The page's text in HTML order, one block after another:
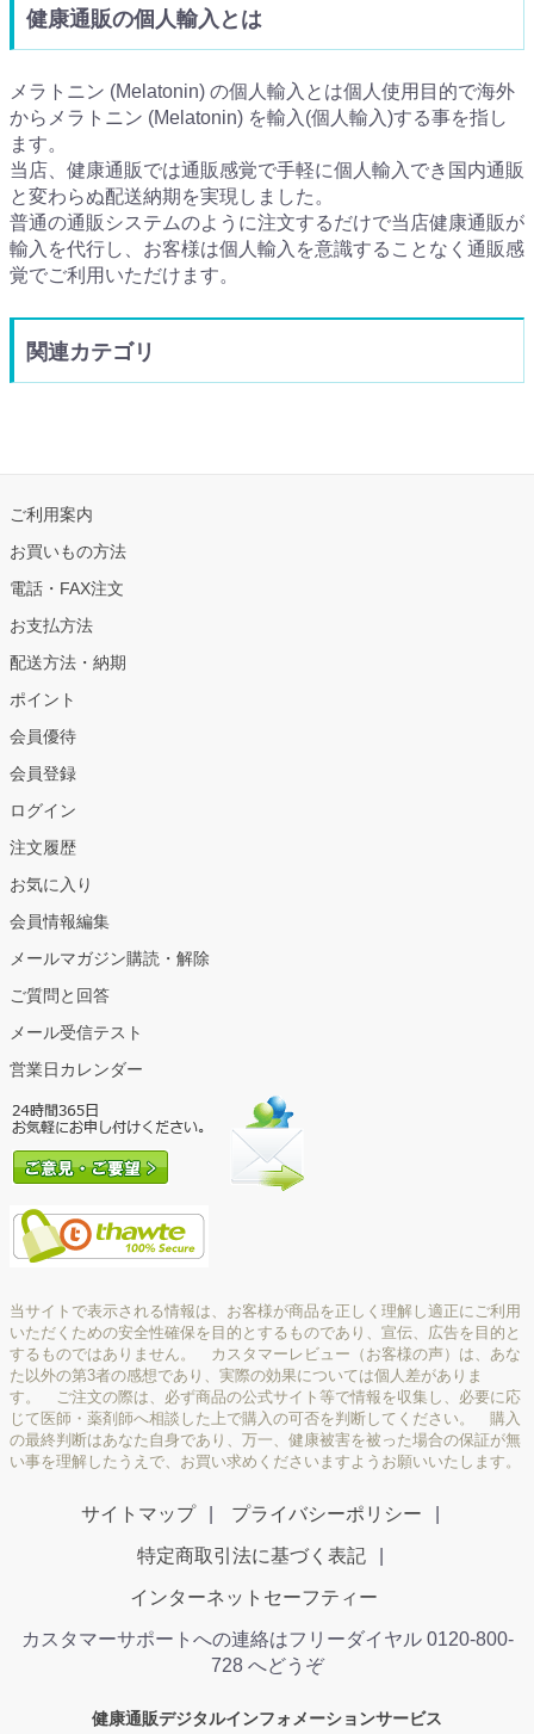
健康通販の個人輸入とは
メラトニン (Melatonin) の個人輸入とは個人使用目的で海外
からメラトニン (Melatonin) を輸入(個人輸入)する事を指し
ます。
当店、健康通販では通販感覚で手軽に個人輸入でき国内通販
と変わらぬ配送納期を実現しました。
普通の通販システムのように注文するだけで当店健康通販が
輸入を代行し、お客様は個人輸入を意識することなく通販感
覚でご利用いただけます。
関連カテゴリ
ご利用案内
お買いもの方法
電話・FAX注文
お支払方法
配送方法・納期
ポイント
会員優待
会員登録
ログイン
注文履歴
お気に入り
会員情報編集
メールマガジン購読・解除
ご質問と回答
メール受信テスト
営業日カレンダー
当サイトで表示される情報は、お客様が商品を正しく理解し適正にご利用
いただくための安全性確保を目的とするものであり、宣伝、広告を目的と
するものではありません。 カスタマーレビュー（お客様の声）は、あな
た以外の第3者の感想であり、実際の効果については個人差がありま
す。 ご注文の際は、必ず商品の公式サイト等で情報を収集し、必要に応
じて医師・薬剤師へ相談した上で購入の可否を判断してください。 購入
の最終判断はあなた自身であり、万一、健康被害を被った場合の保証が無
い事を理解したうえで、お買い求めくださいますようお願いいたします。
サイトマップ プライバシーポリシー
特定商取引法に基づく表記
インターネットセーフティー
カスタマーサポートへの連絡はフリーダイヤル 0120-800-
728 へどうぞ
健康通販デジタルインフォメーションサービス